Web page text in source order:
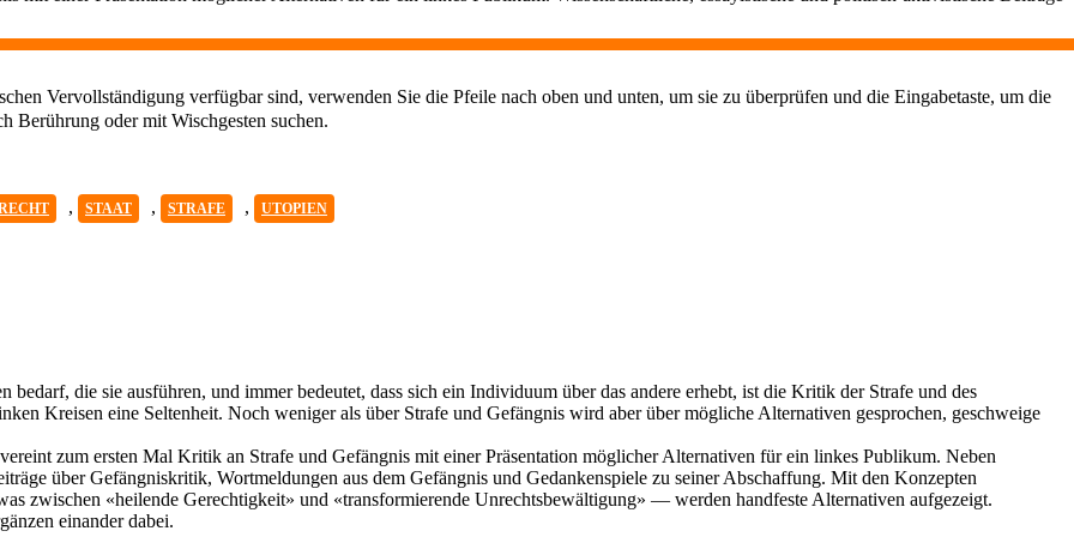
Vervollständigung verfügbar sind, verwenden Sie die Pfeile nach oben und unten, um sie zu überprüfen und die Eingabetaste, um die
Berührung oder mit Wischgesten suchen.
, STAAT , STRAFE , UTOPIEN
die sie ausführen, und immer bedeutet, dass sich ein Individuum über das andere erhebt, ist die Kritik der Strafe und des
Kreisen eine Seltenheit. Noch weniger als über Strafe und Gefängnis wird aber über mögliche Alternativen gesprochen, geschweige
zum ersten Mal Kritik an Strafe und Gefängnis mit einer Präsentation möglicher Alternativen für ein linkes Publikum. Neben
über Gefängniskritik, Wortmeldungen aus dem Gefängnis und Gedankenspiele zu seiner Abschaffung. Mit den Konzepten
zwischen «heilende Gerechtigkeit» und «transformierende Unrechtsbewältigung» — werden handfeste Alternativen aufgezeigt.
einander dabei.